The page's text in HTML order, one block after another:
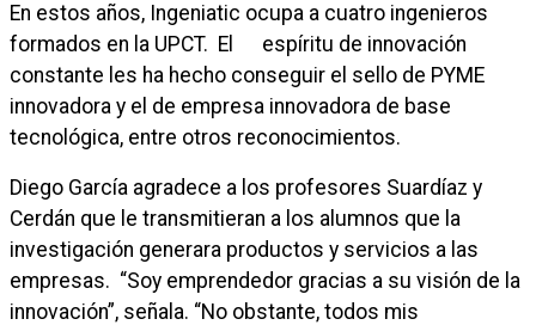
En estos años, Ingeniatic ocupa a cuatro ingenieros
formados en la UPCT. El espíritu de innovación
constante les ha hecho conseguir el sello de PYME
innovadora y el de empresa innovadora de base
tecnológica, entre otros reconocimientos.
Diego García agradece a los profesores Suardíaz y
Cerdán que le transmitieran a los alumnos que la
investigación generara productos y servicios a las
empresas. “Soy emprendedor gracias a su visión de la
innovación”, señala. “No obstante, todos mis